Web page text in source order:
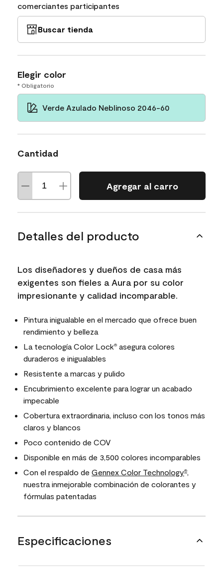
comerciantes participantes
Buscar tienda
Elegir color
* Obligatorio
Verde Azulado Neblinoso 2046-60
Cantidad
Agregar al carro
Detalles del producto
Los diseñadores y dueños de casa más
exigentes son fieles a Aura por su color
impresionante y calidad incomparable.
Pintura inigualable en el mercado que ofrece buen
rendimiento y belleza
La tecnología Color Lock® asegura colores
duraderos e inigualables
Resistente a marcas y pulido
Encubrimiento excelente para lograr un acabado
impecable
Cobertura extraordinaria, incluso con los tonos más
claros y blancos
Poco contenido de COV
Disponible en más de 3,500 colores incomparables
Con el respaldo de Gennex Color Technology®,
nuestra inmejorable combinación de colorantes y
fórmulas patentadas
Especificaciones